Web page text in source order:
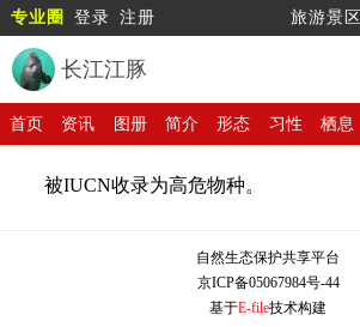
专业圈 登录 注册 旅游景区
长江江豚
首页 资讯 图册 简介 形态 习性 栖息
被IUCN收录为高危物种。
自然生态保护共享平台
京ICP备05067984号-44
基于E-file技术构建